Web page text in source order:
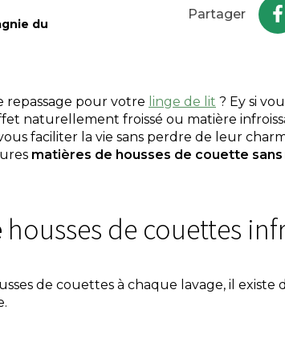
du
Partager
repassage pour votre linge de lit ? Ey si
naturellement froissé ou matière
faciliter la vie sans perdre de leur
matières de housses de couette
housses de couettes
de couettes à chaque lavage, il existe